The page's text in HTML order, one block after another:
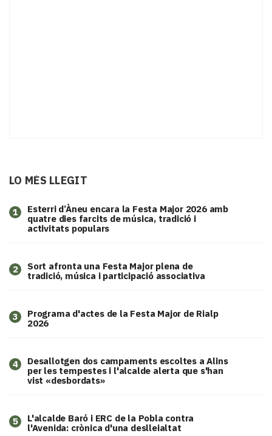
LO MÉS LLEGIT
1
Esterri d’Àneu encara la Festa Major 2026 amb
quatre dies farcits de música, tradició i
activitats populars
2
Sort afronta una Festa Major plena de
tradició, música i participació associativa
3
Programa d'actes de la Festa Major de Rialp
2026
4
​Desallotgen dos campaments escoltes a Alins
per les tempestes i l'alcalde alerta que s'han
vist «desbordats»
5
L'alcalde Baró i ERC de la Pobla contra
l'Avenida: crònica d'una deslleialtat